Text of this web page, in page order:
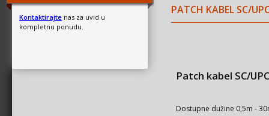
Kontaktirajte nas za uvid u
kompletnu ponudu.
PATCH KABEL SC/
Patch kabel SC/
Dostupne dužine 0,5m -